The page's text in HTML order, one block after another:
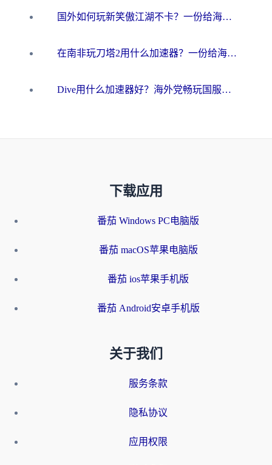
国外如何玩新笑傲江湖不卡？一份给海外游子的终极网络指南
在南非玩刀塔2用什么加速器？一份给海外游子的终极生存指南
Dive用什么加速器好？海外党畅玩国服游戏的终极避坑指南
下载应用
番茄 Windows PC电脑版
番茄 macOS苹果电脑版
番茄 ios苹果手机版
番茄 Android安卓手机版
关于我们
服务条款
隐私协议
应用权限